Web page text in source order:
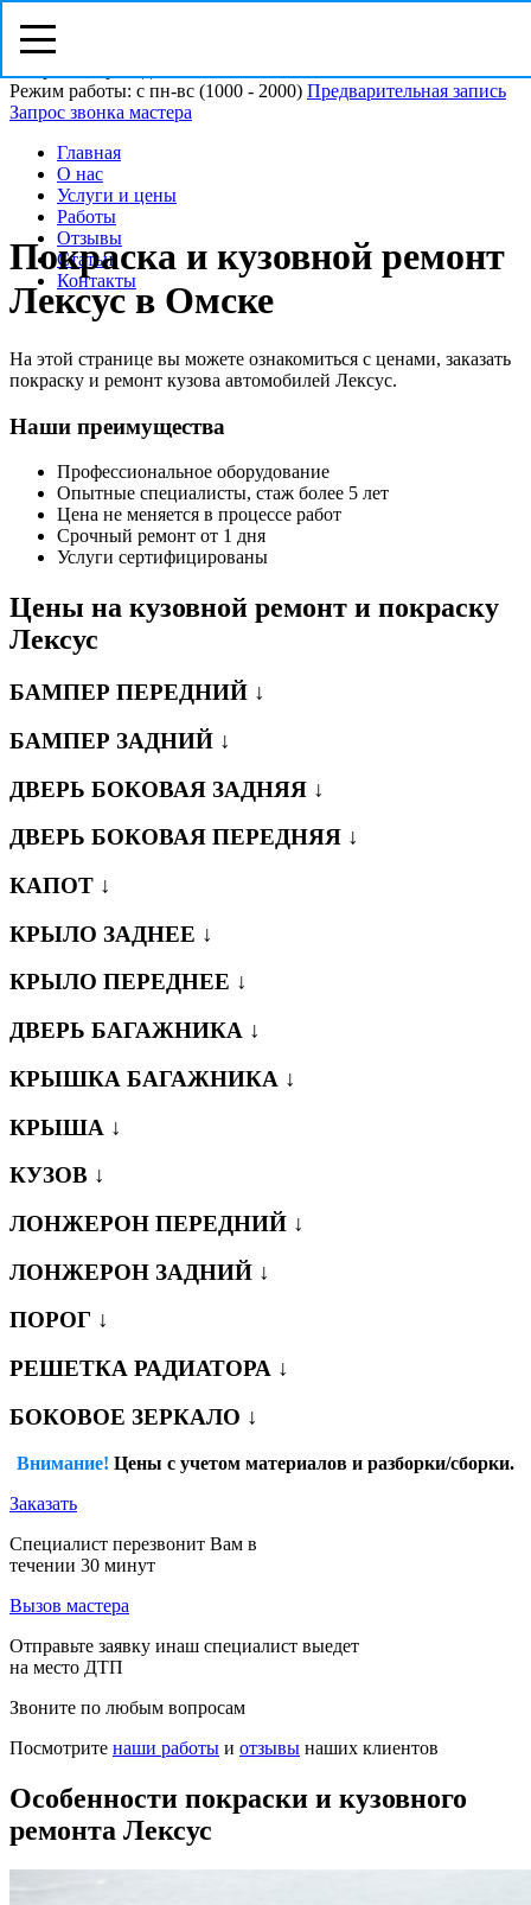
Омск, ул. Пристанционная 21/5
Режим работы: с пн-вс (1000 - 2000) Предварительная запись
Запрос звонка мастера
Главная
О нас
Услуги и цены
Работы
Отзывы
Статьи
Контакты
Покраска и кузовной ремонт
Лексус в Омске
На этой странице вы можете ознакомиться с ценами, заказать
покраску и ремонт кузова автомобилей Лексус.
Наши преимущества
Профессиональное оборудование
Опытные специалисты, стаж более 5 лет
Цена не меняется в процессе работ
Срочный ремонт от 1 дня
Услуги сертифицированы
Цены на кузовной ремонт и покраску
Лексус
БАМПЕР ПЕРЕДНИЙ ↓
БАМПЕР ЗАДНИЙ ↓
ДВЕРЬ БОКОВАЯ ЗАДНЯЯ ↓
ДВЕРЬ БОКОВАЯ ПЕРЕДНЯЯ ↓
КАПОТ ↓
КРЫЛО ЗАДНЕЕ ↓
КРЫЛО ПЕРЕДНЕЕ ↓
ДВЕРЬ БАГАЖНИКА ↓
КРЫШКА БАГАЖНИКА ↓
КРЫША ↓
КУЗОВ ↓
ЛОНЖЕРОН ПЕРЕДНИЙ ↓
ЛОНЖЕРОН ЗАДНИЙ ↓
ПОРОГ ↓
РЕШЕТКА РАДИАТОРА ↓
БОКОВОЕ ЗЕРКАЛО ↓
Внимание! Цены с учетом материалов и разборки/сборки.
Заказать
Специалист перезвонит Вам в
течении 30 минут
Вызов мастера
Отправьте заявку инаш специалист выедет
на место ДТП
Звоните по любым вопросам
Посмотрите наши работы и отзывы наших клиентов
Особенности покраски и кузовного
ремонта Лексус